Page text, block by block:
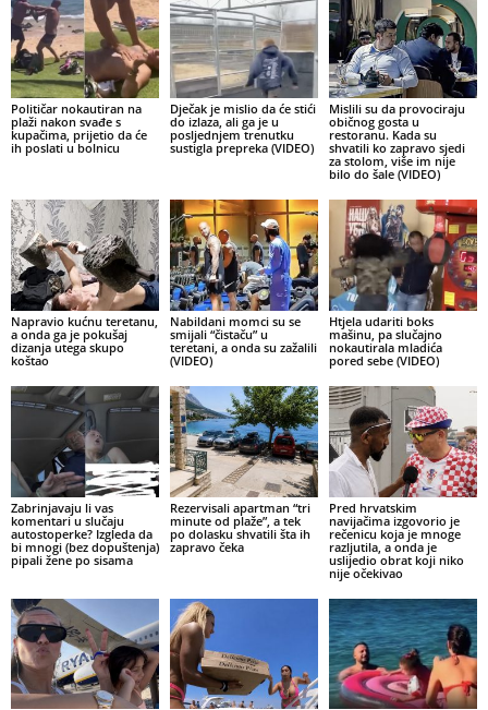
Političar nokautiran na
plaži nakon svađe s
kupačima, prijetio da će
ih poslati u bolnicu
Dječak je mislio da će stići
do izlaza, ali ga je u
posljednjem trenutku
sustigla prepreka (VIDEO)
Mislili su da provociraju
običnog gosta u
restoranu. Kada su
shvatili ko zapravo sjedi
za stolom, više im nije
bilo do šale (VIDEO)
Napravio kućnu teretanu,
a onda ga je pokušaj
dizanja utega skupo
koštao
Nabildani momci su se
smijali “čistaču” u
teretani, a onda su zažalili
(VIDEO)
Htjela udariti boks
mašinu, pa slučajno
nokautirala mladića
pored sebe (VIDEO)
Zabrinjavaju li vas
komentari u slučaju
autostoperke? Izgleda da
bi mnogi (bez dopuštenja)
pipali žene po sisama
Rezervisali apartman “tri
minute od plaže”, a tek
po dolasku shvatili šta ih
zapravo čeka
Pred hrvatskim
navijačima izgovorio je
rečenicu koja je mnoge
razljutila, a onda je
uslijedio obrat koji niko
nije očekivao